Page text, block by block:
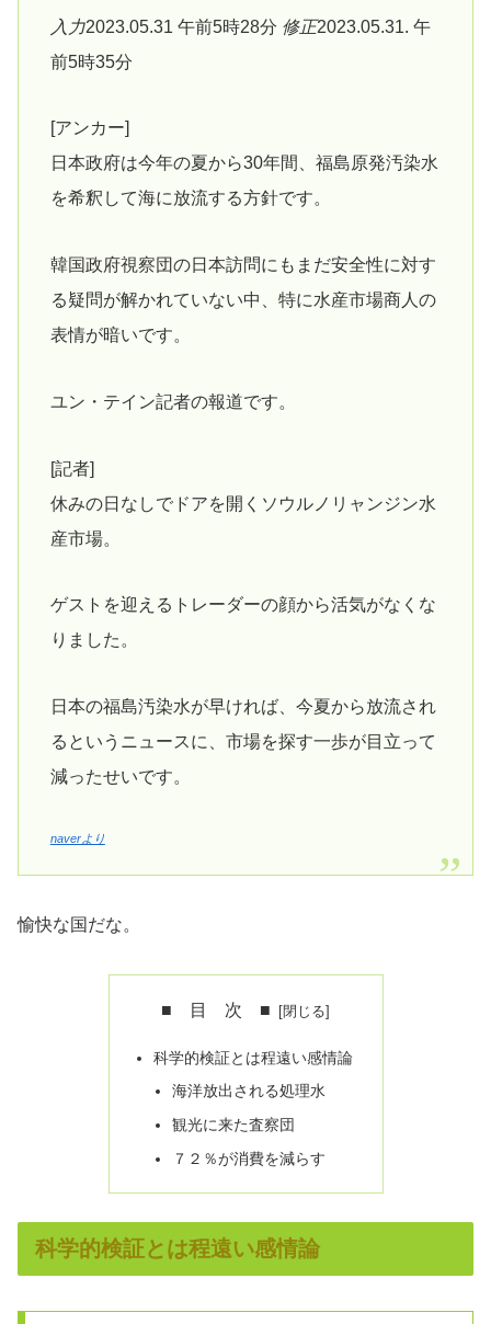
入力2023.05.31 午前5時28分 修正2023.05.31. 午
前5時35分
[アンカー]
日本政府は今年の夏から30年間、福島原発汚染水
を希釈して海に放流する方針です。
韓国政府視察団の日本訪問にもまだ安全性に対す
る疑問が解かれていない中、特に水産市場商人の
表情が暗いです。
ユン・テイン記者の報道です。
[記者]
休みの日なしでドアを開くソウルノリャンジン水
産市場。
ゲストを迎えるトレーダーの顔から活気がなくな
りました。
日本の福島汚染水が早ければ、今夏から放流され
るというニュースに、市場を探す一歩が目立って
減ったせいです。
naverより
愉快な国だな。
■ 目 次 ■
科学的検証とは程遠い感情論
海洋放出される処理水
観光に来た査察団
７２％が消費を減らす
科学的検証とは程遠い感情論